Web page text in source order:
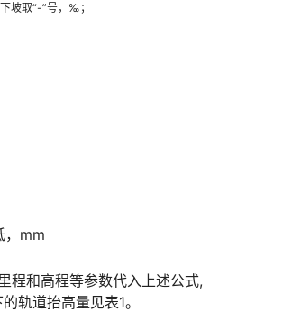
坡取“-”号，‰；
，mm
程和高程等参数代入上述公式,
轨道抬高量见表1。